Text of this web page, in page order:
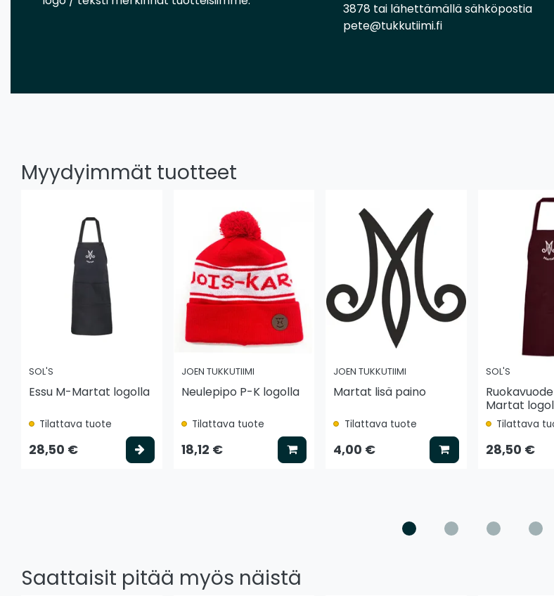
3878 tai lähettämällä sähköpostia
pete@tukkutiimi.fi
Myydyimmät tuotteet
SOL'S
Essu M-Martat logolla
Tilattava tuote
28,50 € Valitse vaihtoehto
JOEN TUKKUTIIMI
Neulepipo P-K logolla
Tilattava tuote
18,12 € Lisää koriin
JOEN TUKKUTIIMI
Martat lisä paino
Tilattava tuote
4,00 € Lisää koriin
SOL'S
Martat
Tilattava
28,50 €
Saattaisit pitää myös näistä